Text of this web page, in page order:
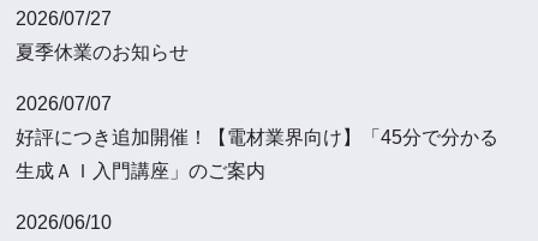
2026/07/27
夏季休業のお知らせ
2026/07/07
好評につき追加開催！【電材業界向け】「45分で分かる
生成ＡＩ入門講座」のご案内
2026/06/10